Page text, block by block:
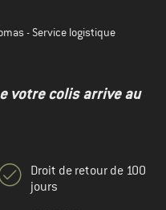
- Service logistique
votre colis arrive au
Droit de retour de 100
jours